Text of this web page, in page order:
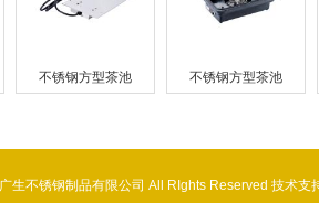
方型茶池 不锈钢方型茶池 不锈钢
生不锈钢制品有限公司 All RIghts Reserved 技术